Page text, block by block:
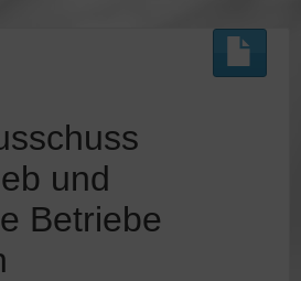
und
Betriebe